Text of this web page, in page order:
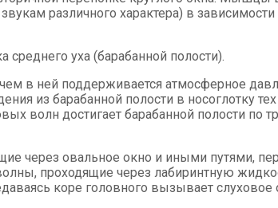
различного характера) в
среднего уха (ба­рабанной полости).
в ней поддерживается атмосферное
из барабанной полости в носоглотку
волн достигает барабанной полости по
через овальное окно и иными путями,
проходящие через лабиринтную
коре головного вызывает